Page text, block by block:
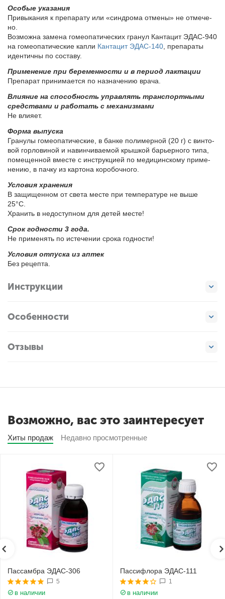
Осо­бые ука­за­ния
При­вы­ка­ния к пре­па­ра­ту или «син­дро­ма от­ме­ны» не от­ме­че­
но.
Воз­мож­на за­ме­на го­мео­па­ти­че­ских гра­нул Кан­та­цит ЭДАС-940
на го­мео­па­ти­че­ские кап­ли Кан­та­цит ЭДАС-140 , пре­па­ра­ты
иден­тич­ны по со­ста­ву.
При­ме­не­ние при бе­ре­мен­но­сти и в пе­ри­од лак­та­ции
Пре­па­рат при­ни­ма­ет­ся по на­зна­че­нию вра­ча.
Вли­я­ние на спо­соб­ность управ­лять транс­порт­ны­ми
сред­ства­ми и ра­бо­тать с ме­ха­низ­ма­ми
Не вли­я­ет.
Фор­ма вы­пус­ка
Гра­ну­лы го­мео­па­ти­че­ские, в бан­ке по­ли­мер­ной (20 г) с вин­то­
вой гор­ло­ви­ной и на­вин­чи­ва­е­мой крыш­кой ба­рьер­но­го ти­па,
по­ме­щен­ной вме­сте с ин­струк­ци­ей по ме­ди­цин­ско­му при­ме­
не­нию, в пач­ку из кар­то­на ко­ро­боч­но­го.
Усло­вия хра­не­ния
В за­щи­щен­ном от све­та ме­сте при тем­пе­ра­ту­ре не вы­ше
25°С.
Хра­нить в не­до­ступ­ном для де­тей ме­сте!
Срок год­но­сти 3 го­да.
Не при­ме­нять по ис­те­че­нии сро­ка год­но­сти!
Усло­вия от­пус­ка из ап­тек
Без ре­цеп­та.
Инструкции
Особенности
Отзывы
Возможно, вас это заинтересует
Хиты продаж Недавно просмотренные
Пассамбра ЭДАС-306
5
в наличии
Пассифлора ЭДАС-111
1
в наличии